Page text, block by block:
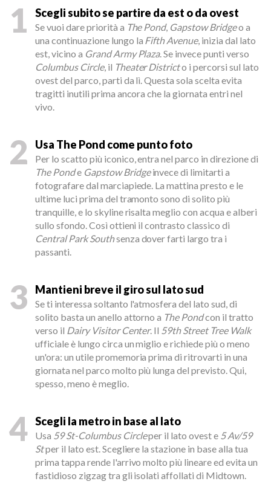
1 Scegli subito se partire da est o da ovest
Se vuoi dare priorità a The Pond, Gapstow Bridgeo a
una continuazione lungo la Fifth Avenue, inizia dal lato
est, vicino a Grand Army Plaza. Se invece punti verso
Columbus Circle, il Theater Districto i percorsi sul lato
ovest del parco, parti da lì. Questa sola scelta evita
tragitti inutili prima ancora che la giornata entri nel
vivo.
2 Usa The Pond come punto foto
Per lo scatto più iconico, entra nel parco in direzione di
The Ponde Gapstow Bridgeinvece di limitarti a
fotografare dal marciapiede. La mattina presto e le
ultime luci prima del tramonto sono di solito più
tranquille, e lo skyline risalta meglio con acqua e alberi
sullo sfondo. Così ottieni il contrasto classico di
Central Park Southsenza dover farti largo tra i
passanti.
3 Mantieni breve il giro sul lato sud
Se ti interessa soltanto l'atmosfera del lato sud, di
solito basta un anello attorno a The Pondcon il tratto
verso il Dairy Visitor Center. Il 59th Street Tree Walk
ufficiale è lungo circa un miglio e richiede più o meno
un'ora: un utile promemoria prima di ritrovarti in una
giornata nel parco molto più lunga del previsto. Qui,
spesso, meno è meglio.
4 Scegli la metro in base al lato
Usa 59 St-Columbus Circleper il lato ovest e 5 Av/59
Stper il lato est. Scegliere la stazione in base alla tua
prima tappa rende l'arrivo molto più lineare ed evita un
fastidioso zigzag tra gli isolati affollati di Midtown.